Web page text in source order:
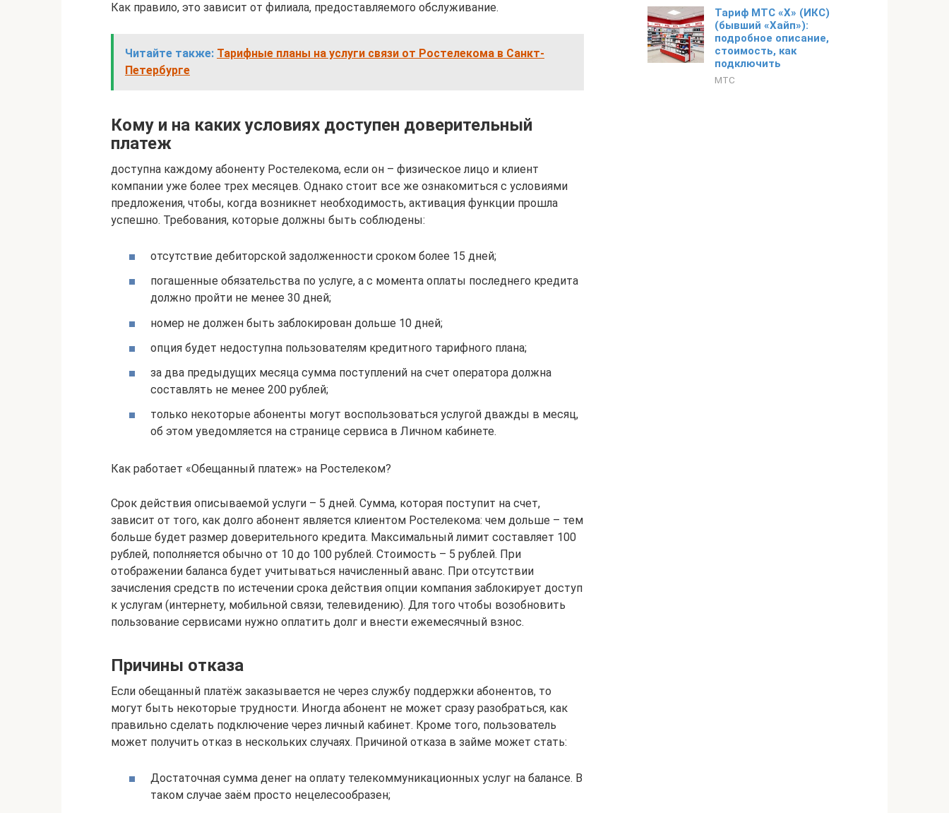
Как правило, это зависит от филиала, предоставляемого обслуживание.
Читайте также: Тарифные планы на услуги связи от Ростелекома в Санкт-
Петербурге
Кому и на каких условиях доступен доверительный
платеж
доступна каждому абоненту Ростелекома, если он – физическое лицо и клиент
компании уже более трех месяцев. Однако стоит все же ознакомиться с условиями
предложения, чтобы, когда возникнет необходимость, активация функции прошла
успешно. Требования, которые должны быть соблюдены:
отсутствие дебиторской задолженности сроком более 15 дней;
погашенные обязательства по услуге, а с момента оплаты последнего кредита
должно пройти не менее 30 дней;
номер не должен быть заблокирован дольше 10 дней;
опция будет недоступна пользователям кредитного тарифного плана;
за два предыдущих месяца сумма поступлений на счет оператора должна
составлять не менее 200 рублей;
только некоторые абоненты могут воспользоваться услугой дважды в месяц,
об этом уведомляется на странице сервиса в Личном кабинете.
Как работает «Обещанный платеж» на Ростелеком?
Срок действия описываемой услуги – 5 дней. Сумма, которая поступит на счет,
зависит от того, как долго абонент является клиентом Ростелекома: чем дольше – тем
больше будет размер доверительного кредита. Максимальный лимит составляет 100
рублей, пополняется обычно от 10 до 100 рублей. Стоимость – 5 рублей. При
отображении баланса будет учитываться начисленный аванс. При отсутствии
зачисления средств по истечении срока действия опции компания заблокирует доступ
к услугам (интернету, мобильной связи, телевидению). Для того чтобы возобновить
пользование сервисами нужно оплатить долг и внести ежемесячный взнос.
Причины отказа
Если обещанный платёж заказывается не через службу поддержки абонентов, то
могут быть некоторые трудности. Иногда абонент не может сразу разобраться, как
правильно сделать подключение через личный кабинет. Кроме того, пользователь
может получить отказ в нескольких случаях. Причиной отказа в займе может стать:
Достаточная сумма денег на оплату телекоммуникационных услуг на балансе. В
таком случае заём просто нецелесообразен;
Тариф МТС «X» (ИКС)
(бывший «Хайп»):
подробное описание,
стоимость, как
подключить
МТС